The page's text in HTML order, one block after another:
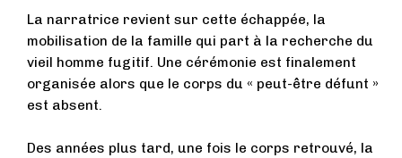
La narratrice revient sur cette échappée, la
mobilisation de la famille qui part à la recherche du
vieil homme fugitif. Une cérémonie est finalement
organisée alors que le corps du « peut-être défunt »
est absent.
Des années plus tard, une fois le corps retrouvé, la